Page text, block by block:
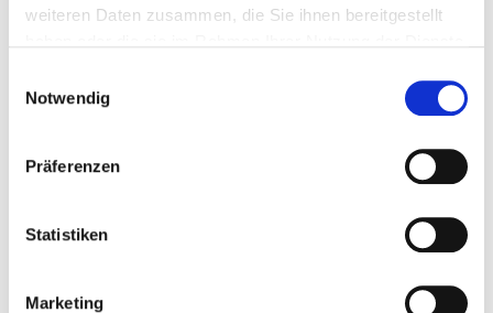
weiteren Daten zusammen, die Sie ihnen bereitgestellt
Notwendig
Präferenzen
Statistiken
Marketing